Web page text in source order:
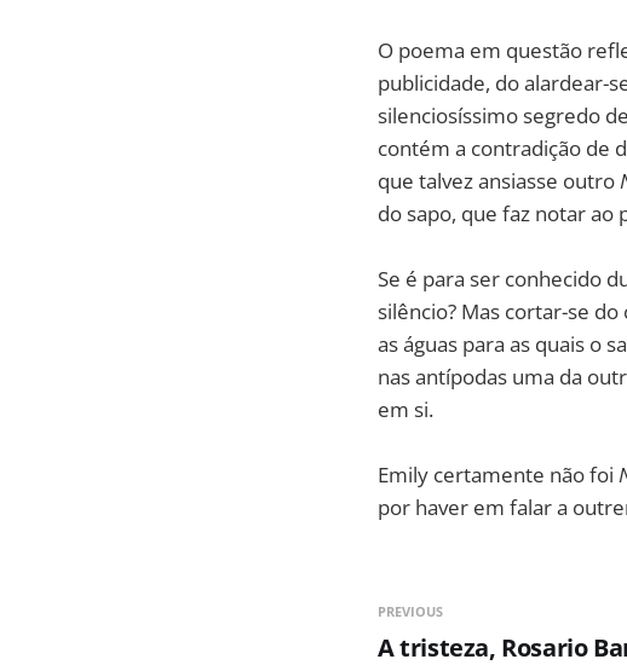
O poema em questão
publicidade, do alardear-
silenciosíssimo segredo
contém a contradição de
que talvez ansiasse outro
do sapo, que faz notar ao
Se é para ser conhecido
silêncio? Mas cortar-se
as águas para as quais o
nas antípodas uma da
em si.
Emily certamente não foi
por haver em falar a
PREVIOUS
A tristeza, Rosario